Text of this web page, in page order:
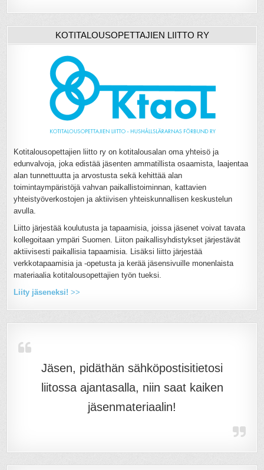
KOTITALOUSOPETTAJIEN LIITTO RY
Kotitalousopettajien liitto ry on kotitalousalan oma yhteisö ja
edunvalvoja, joka edistää jäsenten ammatillista osaamista, laajentaa
alan tunnettuutta ja arvostusta sekä kehittää alan
toimintaympäristöjä vahvan paikallistoiminnan, kattavien
yhteistyöverkostojen ja aktiivisen yhteiskunnallisen keskustelun
avulla.
Liitto järjestää koulutusta ja tapaamisia, joissa jäsenet voivat tavata
kollegoitaan ympäri Suomen. Liiton paikallisyhdistykset järjestävät
aktiivisesti paikallisia tapaamisia. Lisäksi liitto järjestää
verkkotapaamisia ja -opetusta ja kerää jäsensivuille monenlaista
materiaalia kotitalousopettajien työn tueksi.
Liity jäseneksi! >>
Jäsen, pidäthän sähköpostisitietosi
liitossa ajantasalla, niin saat kaiken
jäsenmateriaalin!